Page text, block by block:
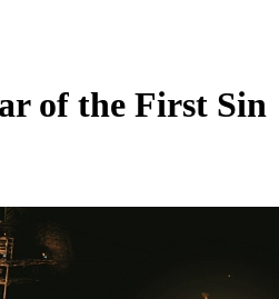
of the First Sin